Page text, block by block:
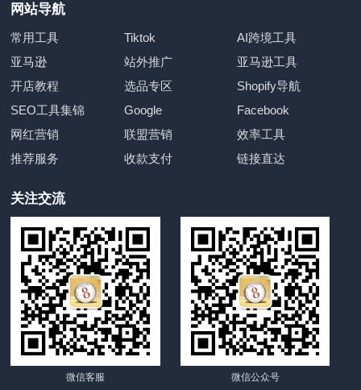
网站导航
常用工具 Tiktok
AI跨境工具
亚马逊
站外推广
亚马逊工具
开店教程
选品专区
Shopify导航
SEO工具集锦
Google
Facebook
网红营销
联盟营销
效率工具
推荐服务
收款支付 链接直达
关注交流
微信客服 微信公众号